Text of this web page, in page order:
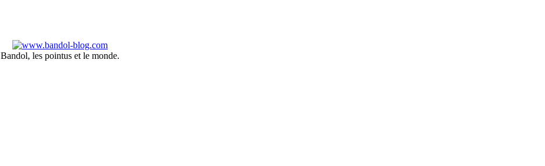
Bandol, les pointus et le monde.